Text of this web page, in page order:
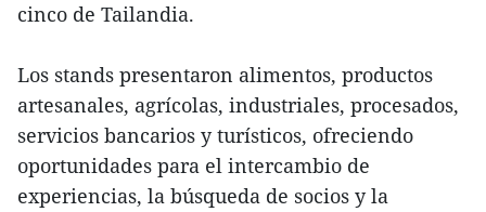
cinco de Tailandia.
Los stands presentaron alimentos, productos
artesanales, agrícolas, industriales, procesados,
servicios bancarios y turísticos, ofreciendo
oportunidades para el intercambio de
experiencias, la búsqueda de socios y la